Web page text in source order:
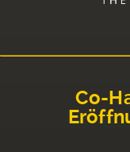
Co-